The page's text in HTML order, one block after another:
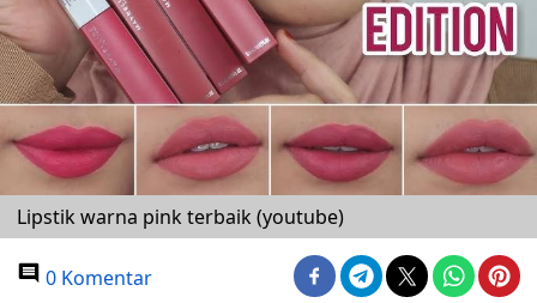
Lipstik warna pink terbaik (youtube)
0 Komentar